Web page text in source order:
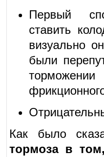
Первый
ставить
визуально
были
Как было
тормоза в